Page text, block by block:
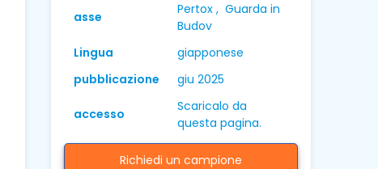
asse
Pertox , Guarda in
Budov
Lingua
giapponese
pubblicazione
giu 2025
accesso
Scaricalo da
questa pagina.
Richiedi un campione